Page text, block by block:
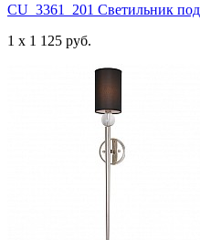
CU_3361_201 Светильник
1 x 1 125 руб.